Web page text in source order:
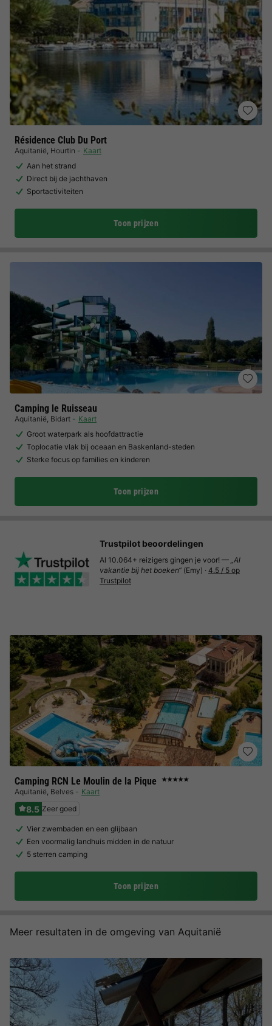
Résidence Club Du Port
Aquitanië, Hourtin
Kaart
Aan het strand
Direct bij de jachthaven
Sportactiviteiten
Toon prijzen
Camping le Ruisseau
Aquitanië, Bidart
Kaart
Groot waterpark als hoofdattractie
Toplocatie vlak bij oceaan en Baskenland-steden
Sterke focus op families en kinderen
Toon prijzen
Camping RCN Le Moulin de la Pique ★★★★★
Aquitanië, Belves Kaart
8.5 Zeer goed
Vier zwembaden en een glijbaan
Een voormalig landhuis midden in de natuur
5 sterren camping
Toon prijzen
Meer resultaten in de omgeving van Aquitanië
Trustpilot beoordelingen
Al 10.064+ reizigers gingen je voor! — „Al
vakantie bij het boeken“ (Emy) · 4.5 / 5 op
Trustpilot